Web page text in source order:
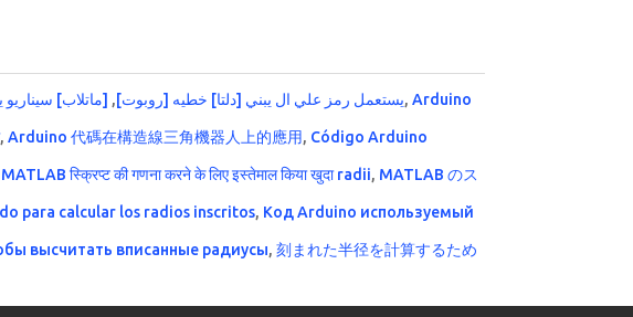
[اردوينو] يستعمل رمز علي ال يبني [دلتا] خطيه [روبوت], [ماتلاب] ,Arduino
,Arduino 代碼在構造線三角機器人上的應用, Código Arduino
MATLAB स्क्रिप्ट की गणना करने के लिए इस्तेमाल किया खुदा radii, MATLAB のス
para calcular los radios inscritos, Код Arduino используемый
высчитать вписанные радиусы,刻まれた半径を計算するため